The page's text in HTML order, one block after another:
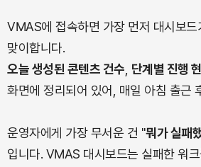
VMAS에 접속하면 가장 먼저 대시보드
맞이합니다.
오늘 생성된 콘텐츠 건수, 단계별 진행
화면에 정리되어 있어, 매일 아침 출근
운영자에게 가장 무서운 건 "뭐가 실패
입니다. VMAS 대시보드는 실패한 워